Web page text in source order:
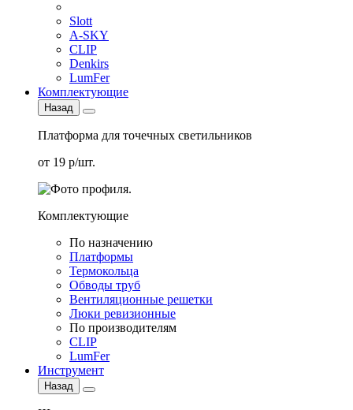
Slott
A-SKY
CLIP
Denkirs
LumFer
Комплектующие
Назад
Платформа для точечных светильников
от 19 р/шт.
Комплектующие
По назначению
Платформы
Термокольца
Обводы труб
Вентиляционные решетки
Люки ревизионные
По производителям
CLIP
LumFer
Инструмент
Назад